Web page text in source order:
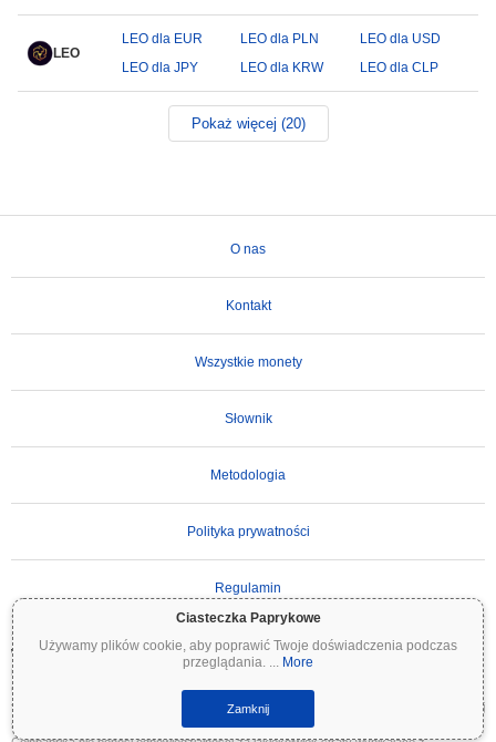
Ciasteczka Paprykowe
Używamy plików cookie, aby poprawić Twoje doświadczenia podczas
przeglądania. ... More
Zamknij
LEO
LEO dla EUR LEO dla PLN
LEO dla USD
LEO dla JPY
LEO dla KRW LEO dla CLP
Pokaż więcej (20)
O nas
Kontakt
Wszystkie monety
Słownik
Metodologia
Polityka prywatności
Regulamin
WAŻNE ZASTRZEŻENIE:Kryptowaluty są wysoce zmienne i wiążą się ze znacznym
ryzykiem. Możesz stracić część lub całość swojej inwestycji. Wszystkie informacje na
Coinpaprika są udostępniane wyłącznie w celach informacyjnych i nie stanowią porady
finansowej ani inwestycyjnej. Zawsze przeprowadzaj własne badania (DYOR) i konsultuj
się z wykwalifikowanym doradcą finansowym przed podjęciem decyzji inwestycyjnych.